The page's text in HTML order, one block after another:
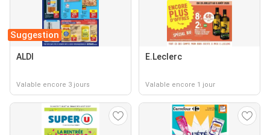
Suggestion
ALDI
Valable encore 3 jours
E.Leclerc
Valable encore 1 jour